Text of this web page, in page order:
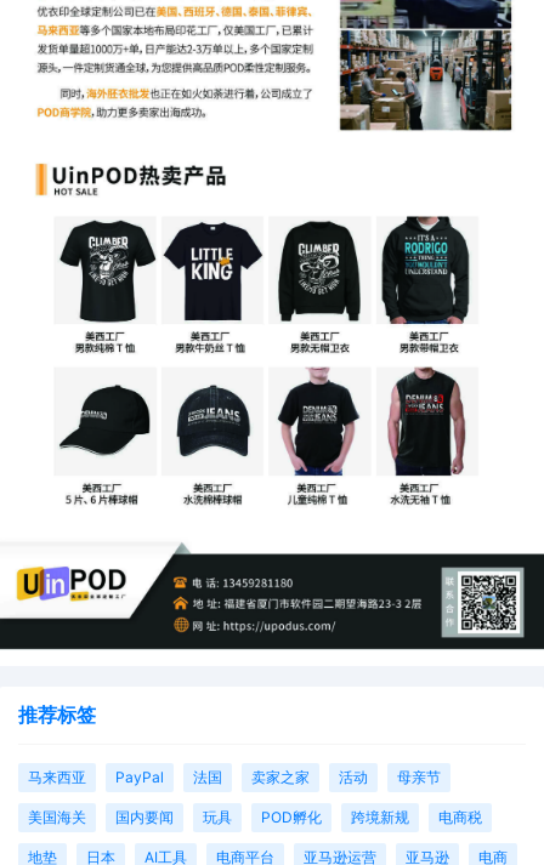
推荐标签
马来西亚 PayPal 法国 卖家之家 活动 母亲节
美国海关 国内要闻 玩具 POD孵化 跨境新规 电商税
地垫 日本 AI工具 电商平台 亚马逊运营 亚马逊 电商